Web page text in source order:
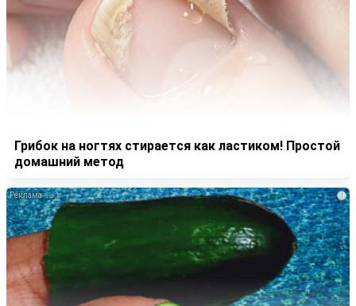
Грибок на ногтях стирается как ластиком! Простой
домашний метод
i